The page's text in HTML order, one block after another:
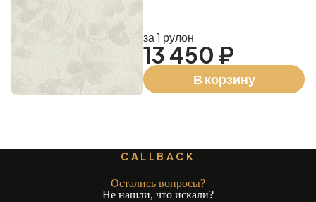
за 1 рулон
13 450 ₽
В корзину
CALLBACK
Остались вопросы?
Не нашли, что искали?